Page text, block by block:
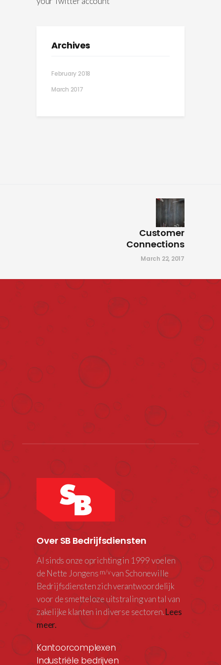
lorem
March 22, 2017
by
Archives
February 2018
March 2017
Customer
Connections
March 22, 2017
Over SB Bedrijfsdiensten
Al sinds onze oprichting in 1999 voelen
de Nette Jongens m/vvan Schonewille
Bedrijfsdiensten zich verantwoordelijk
voor de smetteloze uitstraling van tal van
zakelijke klanten in diverse sectoren.Lees
meer.
Kantoorcomplexen
Industriële bedrijven